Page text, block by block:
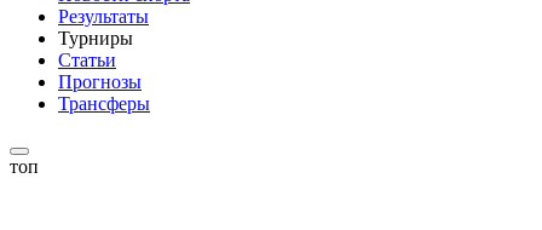
Результаты
Турниры
Статьи
Прогнозы
Трансферы
топ